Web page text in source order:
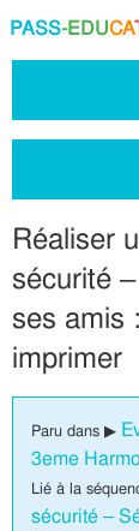
PASS-EDUCA
Réaliser
sécurité
ses amis
imprimer
Paru dans ▶
3eme
Lié à la
sécurité –